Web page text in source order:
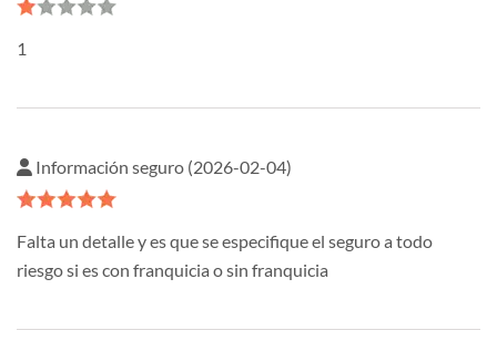
1
Información seguro (2026-02-04)
Falta un detalle y es que se especifique el seguro a todo
riesgo si es con franquicia o sin franquicia